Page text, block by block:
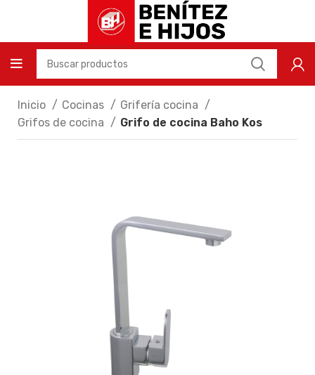
Inicio Cocinas
Grifería cocina
Grifos de cocina
Grifo de cocina Baho Kos